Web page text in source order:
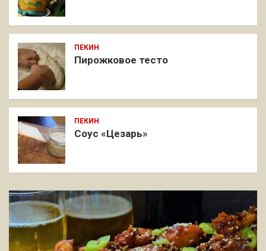
ПЕКИН
Пирожковое тесто
ПЕКИН
Соус «Цезарь»